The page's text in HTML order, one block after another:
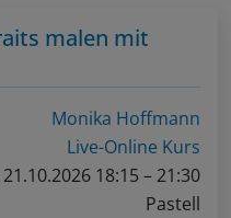
malen mit
Monika Hoffmann
Live-Online Kurs
18:15 – 21:30
Pastell